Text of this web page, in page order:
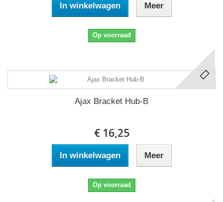
In winkelwagen Meer
Op voorraad
Ajax Bracket Hub-B
€ 16,25
In winkelwagen Meer
Op voorraad